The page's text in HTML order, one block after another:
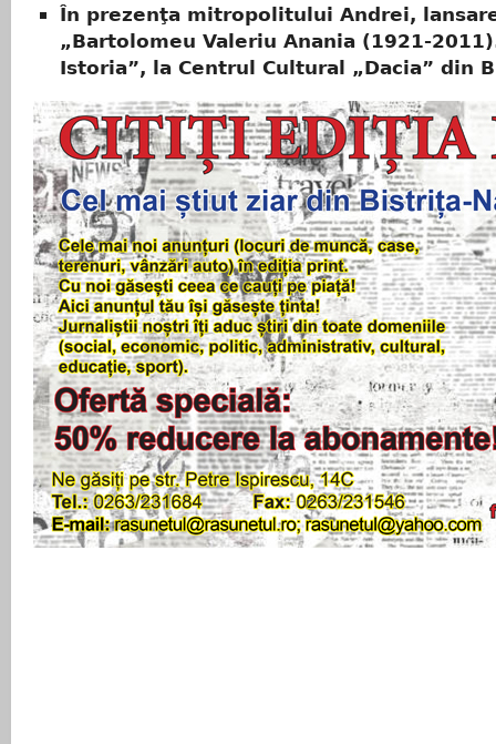
În prezenţa mitropolitului Andrei,
„Bartolomeu Valeriu Anania (1921-
Istoria”, la Centrul Cultural „Dacia” din